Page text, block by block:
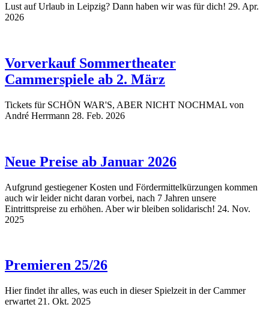
Lust auf Urlaub in Leipzig? Dann haben wir was für dich! 29. Apr.
2026
Vorverkauf Sommertheater
Cammerspiele ab 2. März
Tickets für SCHÖN WAR'S, ABER NICHT NOCHMAL von
André Herrmann 28. Feb. 2026
Neue Preise ab Januar 2026
Aufgrund gestiegener Kosten und Fördermittelkürzungen kommen
auch wir leider nicht daran vorbei, nach 7 Jahren unsere
Eintrittspreise zu erhöhen. Aber wir bleiben solidarisch! 24. Nov.
2025
Premieren 25/26
Hier findet ihr alles, was euch in dieser Spielzeit in der Cammer
erwartet 21. Okt. 2025